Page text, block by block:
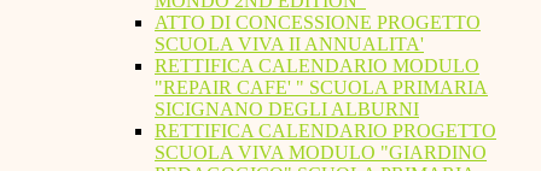
ATTO DI CONCESSIONE PROGETTO
SCUOLA VIVA II ANNUALITA'
RETTIFICA CALENDARIO MODULO
"REPAIR CAFE' " SCUOLA PRIMARIA
SICIGNANO DEGLI ALBURNI
RETTIFICA CALENDARIO PROGETTO
SCUOLA VIVA MODULO "GIARDINO